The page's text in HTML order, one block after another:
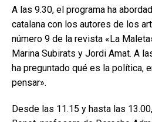
A las 9.30, el programa ha
catalana con los autores de los
número 9 de la revista «La
Marina Subirats y Jordi Amat. A
ha preguntado qué es la política,
pensar».
Desde las 11.15 y hasta las